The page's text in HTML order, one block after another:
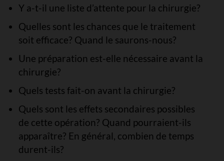
Y a-t-il une liste d’attente pour la chirurgie?
Quelles sont les chances que le traitement
soit efficace? Quand le saurons-nous?
Une préparation est-elle nécessaire avant la
chirurgie?
Quels tests fait-on avant la chirurgie?
Quels sont les effets secondaires possibles
de cette opération? Quand pourraient-ils
apparaître? En général, combien de temps
durent-ils?